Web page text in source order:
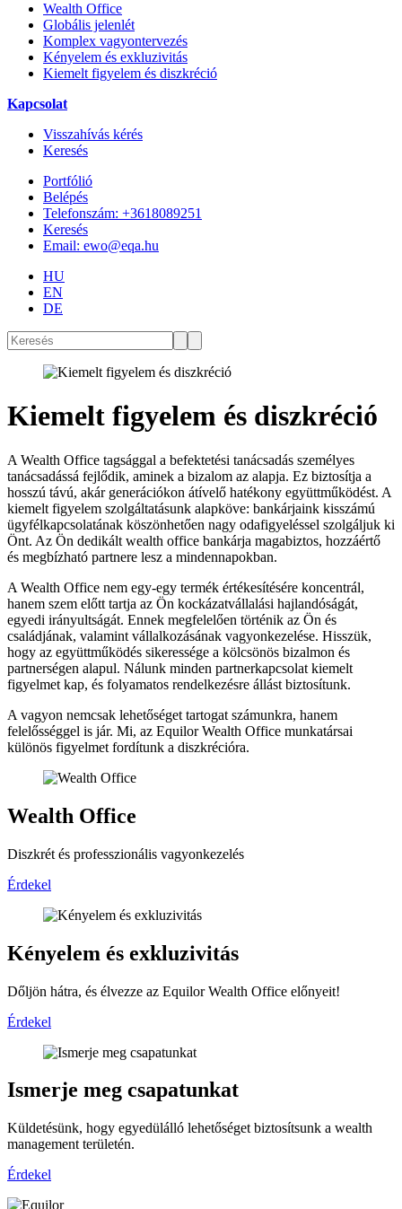
Wealth Office
Globális jelenlét
Komplex vagyontervezés
Kényelem és exkluzivitás
Kiemelt figyelem és diszkréció
Kapcsolat
Visszahívás kérés
Keresés
Portfólió
Belépés
Telefonszám: +3618089251
Keresés
Email: ewo@eqa.hu
HU
EN
DE
Kiemelt figyelem és diszkréció
A Wealth Office tagsággal a befektetési tanácsadás személyes
tanácsadássá fejlődik, aminek a bizalom az alapja. Ez biztosítja a
hosszú távú, akár generációkon átívelő hatékony együttműködést. A
kiemelt figyelem szolgáltatásunk alapköve: bankárjaink kisszámú
ügyfélkapcsolatának köszönhetően nagy odafigyeléssel szolgáljuk ki
Önt. Az Ön dedikált wealth office bankárja magabiztos, hozzáértő
és megbízható partnere lesz a mindennapokban.
A Wealth Office nem egy-egy termék értékesítésére koncentrál,
hanem szem előtt tartja az Ön kockázatvállalási hajlandóságát,
egyedi irányultságát. Ennek megfelelően történik az Ön és
családjának, valamint vállalkozásának vagyonkezelése. Hisszük,
hogy az együttműködés sikeressége a kölcsönös bizalmon és
partnerségen alapul. Nálunk minden partnerkapcsolat kiemelt
figyelmet kap, és folyamatos rendelkezésre állást biztosítunk.
A vagyon nemcsak lehetőséget tartogat számunkra, hanem
felelősséggel is jár. Mi, az Equilor Wealth Office munkatársai
különös figyelmet fordítunk a diszkrécióra.
Wealth Office
Diszkrét és professzionális vagyonkezelés
Érdekel
Kényelem és exkluzivitás
Dőljön hátra, és élvezze az Equilor Wealth Office előnyeit!
Érdekel
Ismerje meg csapatunkat
Küldetésünk, hogy egyedülálló lehetőséget biztosítsunk a wealth
management területén.
Érdekel